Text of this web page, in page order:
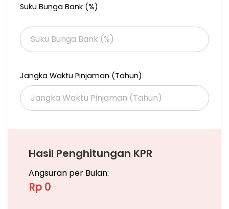
Suku Bunga Bank (%)
Jangka Waktu Pinjaman (Tahun)
Hasil Penghitungan KPR
Angsuran per Bulan:
Rp 0